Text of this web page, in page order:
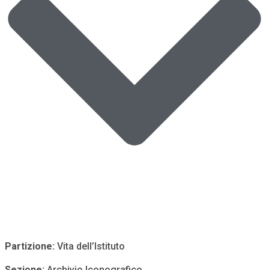
Partizione: Vita dell’Istituto